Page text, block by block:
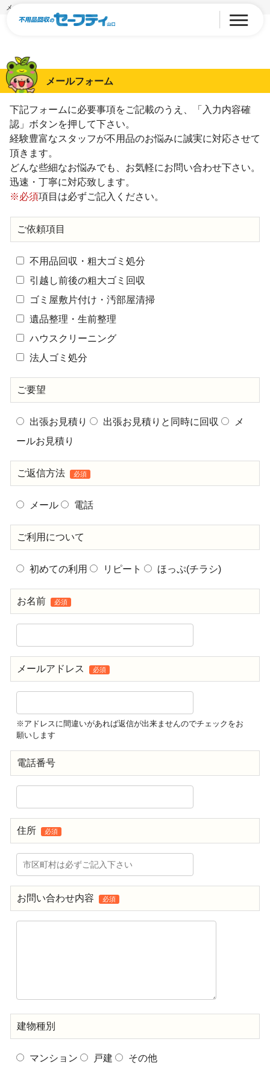
メールフォーム
メールフォーム
下記フォームに必要事項をご記載のうえ、「入力内容確
認」ボタンを押して下さい。
経験豊富なスタッフが不用品のお悩みに誠実に対応させて
頂きます。
どんな些細なお悩みでも、お気軽にお問い合わせ下さい。
迅速・丁寧に対応致します。
※必須項目は必ずご記入ください。
ご依頼項目
不用品回収・粗大ゴミ処分
引越し前後の粗大ゴミ回収
ゴミ屋敷片付け・汚部屋清掃
遺品整理・生前整理
ハウスクリーニング
法人ゴミ処分
ご要望
出張お見積り 出張お見積りと同時に回収
メ
ールお見積り
ご返信方法 必須
メール 電話
ご利用について
初めての利用 リピート ほっぷ(チラシ)
お名前 必須
メールアドレス 必須
※アドレスに間違いがあれば返信が出来ませんのでチェックをお
願いします
電話番号
住所 必須
お問い合わせ内容 必須
建物種別
マンション 戸建 その他